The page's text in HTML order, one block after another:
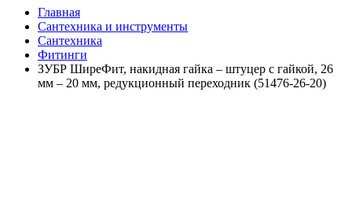
Главная
Cантехника и инструменты
Сантехника
Фитинги
ЗУБР ШиреФит, накидная гайка – штуцер с гайкой, 26
мм – 20 мм, редукционный переходник (51476-26-20)